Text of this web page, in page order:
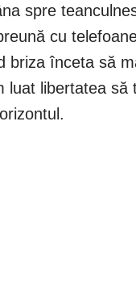
spre
cu
înceta să
libertatea